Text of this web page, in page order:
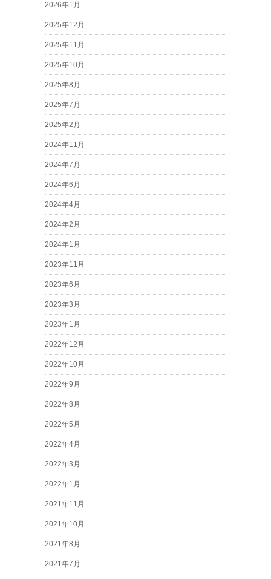
2026年1月
2025年12月
2025年11月
2025年10月
2025年8月
2025年7月
2025年2月
2024年11月
2024年7月
2024年6月
2024年4月
2024年2月
2024年1月
2023年11月
2023年6月
2023年3月
2023年1月
2022年12月
2022年10月
2022年9月
2022年8月
2022年5月
2022年4月
2022年3月
2022年1月
2021年11月
2021年10月
2021年8月
2021年7月